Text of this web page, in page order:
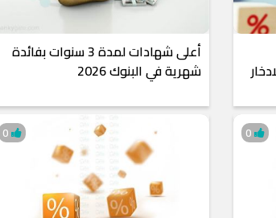
أعلى شهادات لمدة 3 سنوات بفائدة
شهرية في البنوك 2026
0